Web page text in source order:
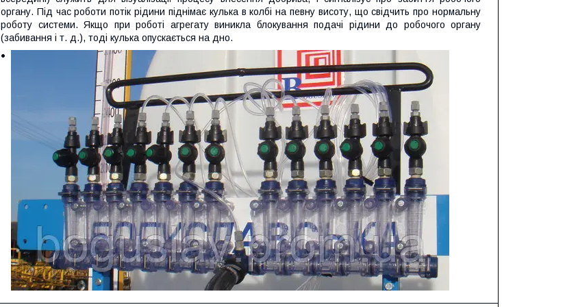
органу. Під час роботи потік рідини піднімає кулька в колбі на певну висоту, що свідчить про нормальну
роботу системи. Якщо при роботі агрегату виникла блокування подачі рідини до робочого органу
(забивання і т. д.), тоді кулька опускається на дно.